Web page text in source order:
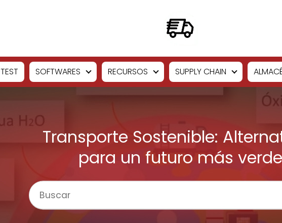
TEST SOFTWARES RECURSOS SUPPLY CHAIN
Transporte Sostenible:
para un futuro más verde